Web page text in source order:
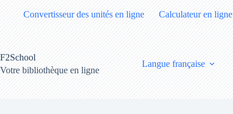
Convertisseur des unités en ligne Calculateur en ligne
F2School
Votre bibliothèque en ligne
Langue française